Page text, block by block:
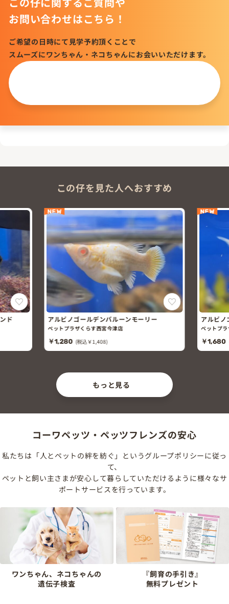
お問い合わせはこちら！
ご希望の日時にて見学予約頂くことで
スムーズにワンちゃん・ネコちゃんにお会いいただけます。
この仔を見た人へおすすめ
ド
NEW
アルビノゴールデンバルーンモーリー
ペットプラザくらす西宮今津店
￥1,280 (税込￥1,408)
NEW
アルビノ
リー
ペットプ
￥1,680
もっと見る
コーワペッツ・ペッツフレンズの安心
私たちは「人とペットの絆を紡ぐ」というグループポリシーに従っ
て、
ペットと飼い主さまが安心して暮らしていただけるように様々なサ
ポートサービスを行っています。
ワンちゃん、ネコちゃんの
遺伝子検査
『飼育の手引き』
無料プレゼント